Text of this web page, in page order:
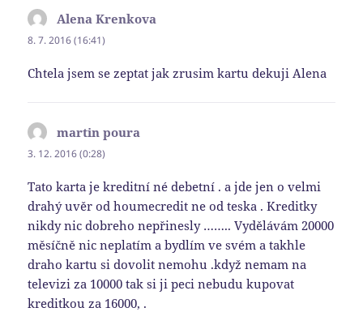
Alena Krenkova
8. 7. 2016 (16:41)
Chtela jsem se zeptat jak zrusim kartu dekuji Alena
martin poura
3. 12. 2016 (0:28)
Tato karta je kreditní né debetní . a jde jen o velmi
drahý uvěr od houmecredit ne od teska . Kreditky
nikdy nic dobreho nepřinesly …….. Vydělávám 20000
měsíčně nic neplatím a bydlím ve svém a takhle
draho kartu si dovolit nemohu .když nemam na
televizi za 10000 tak si ji peci nebudu kupovat
kreditkou za 16000, .